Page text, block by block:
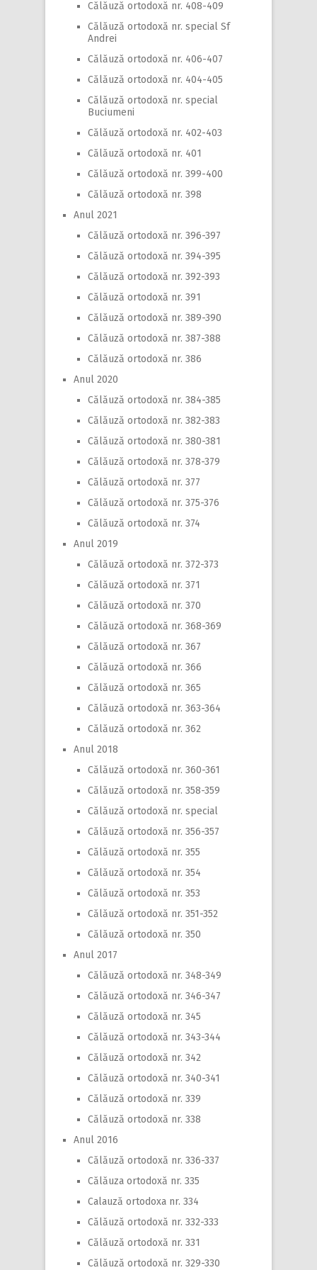
Călăuză ortodoxă nr. 408-409
Călăuză ortodoxă nr. special Sf
Andrei
Călăuză ortodoxă nr. 406-407
Călăuză ortodoxă nr. 404-405
Călăuză ortodoxă nr. special
Buciumeni
Călăuză ortodoxă nr. 402-403
Călăuză ortodoxă nr. 401
Călăuză ortodoxă nr. 399-400
Călăuză ortodoxă nr. 398
Anul 2021
Călăuză ortodoxă nr. 396-397
Călăuză ortodoxă nr. 394-395
Călăuză ortodoxă nr. 392-393
Călăuză ortodoxă nr. 391
Călăuză ortodoxă nr. 389-390
Călăuză ortodoxă nr. 387-388
Călăuză ortodoxă nr. 386
Anul 2020
Călăuză ortodoxă nr. 384-385
Călăuză ortodoxă nr. 382-383
Călăuză ortodoxă nr. 380-381
Călăuză ortodoxă nr. 378-379
Călăuză ortodoxă nr. 377
Călăuză ortodoxă nr. 375-376
Călăuză ortodoxă nr. 374
Anul 2019
Călăuză ortodoxă nr. 372-373
Călăuză ortodoxă nr. 371
Călăuză ortodoxă nr. 370
Călăuză ortodoxă nr. 368-369
Călăuză ortodoxă nr. 367
Călăuză ortodoxă nr. 366
Călăuză ortodoxă nr. 365
Călăuză ortodoxă nr. 363-364
Călăuză ortodoxă nr. 362
Anul 2018
Călăuză ortodoxă nr. 360-361
Călăuză ortodoxă nr. 358-359
Călăuză ortodoxă nr. special
Călăuză ortodoxă nr. 356-357
Călăuză ortodoxă nr. 355
Călăuză ortodoxă nr. 354
Călăuză ortodoxă nr. 353
Călăuză ortodoxă nr. 351-352
Călăuză ortodoxă nr. 350
Anul 2017
Călăuză ortodoxă nr. 348-349
Călăuză ortodoxă nr. 346-347
Călăuză ortodoxă nr. 345
Călăuză ortodoxă nr. 343-344
Călăuză ortodoxă nr. 342
Călăuză ortodoxă nr. 340-341
Călăuză ortodoxă nr. 339
Călăuză ortodoxă nr. 338
Anul 2016
Călăuză ortodoxă nr. 336-337
Călăuza ortodoxă nr. 335
Calauză ortodoxa nr. 334
Călăuză ortodoxă nr. 332-333
Călăuză ortodoxă nr. 331
Călăuză ortodoxă nr. 329-330